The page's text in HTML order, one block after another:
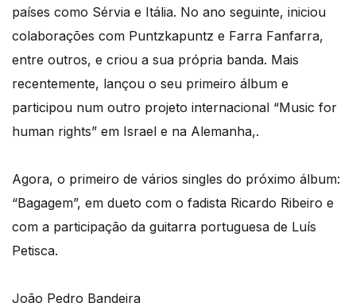
países como Sérvia e Itália. No ano seguinte, iniciou
colaborações com Puntzkapuntz e Farra Fanfarra,
entre outros, e criou a sua própria banda. Mais
recentemente, lançou o seu primeiro álbum e
participou num outro projeto internacional “Music for
human rights” em Israel e na Alemanha,.
Agora, o primeiro de vários singles do próximo álbum:
“Bagagem”, em dueto com o fadista Ricardo Ribeiro e
com a participação da guitarra portuguesa de Luís
Petisca.
João Pedro Bandeira